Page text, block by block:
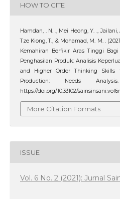
HOW TO CITE
Hamdan, . N. ., Mei Heong, Y. ., Jailani,
Tze Kiong, T., & Mohamad, M. M. .
Kemahiran Berfikir Aras Tinggi
Penghasilan Produk: Analisis
and Higher Order Thinking Skills
Production: Needs
https://doi.org/10.33102/
More Citation Formats
ISSUE
Vol. 6 No. 2 (2021): Jurnal